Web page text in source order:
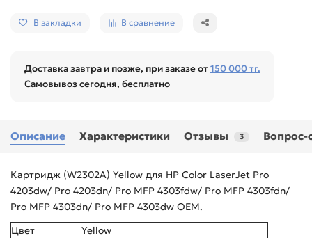
В закладки В сравнение
Доставка завтра и позже, при заказе от150 000 тг.
Самовывоз сегодня, бесплатно
Описание Характеристики Отзывы 3 Вопрос-
Картридж (W2302A) Yellow для HP Color LaserJet Pro
4203dw/ Pro 4203dn/ Pro MFP 4303fdw/ Pro MFP 4303fdn/
Pro MFP 4303dn/ Pro MFP 4303dw OEM.
Цвет
Yellow